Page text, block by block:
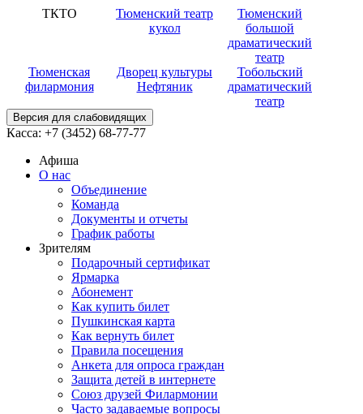
ТКТО
Тюменский театр
кукол
Тюменский
большой
драматический
театр
Тюменская
филармония
Дворец культуры
Нефтяник
Тобольский
драматический
театр
Версия для слабовидящих
Касса: +7 (3452) 68-77-77
Афиша
О нас
Объединение
Команда
Документы и отчеты
График работы
Зрителям
Подарочный сертификат
Ярмарка
Абонемент
Как купить билет
Пушкинская карта
Как вернуть билет
Правила посещения
Анкета для опроса граждан
Защита детей в интернете
Союз друзей Филармонии
Часто задаваемые вопросы